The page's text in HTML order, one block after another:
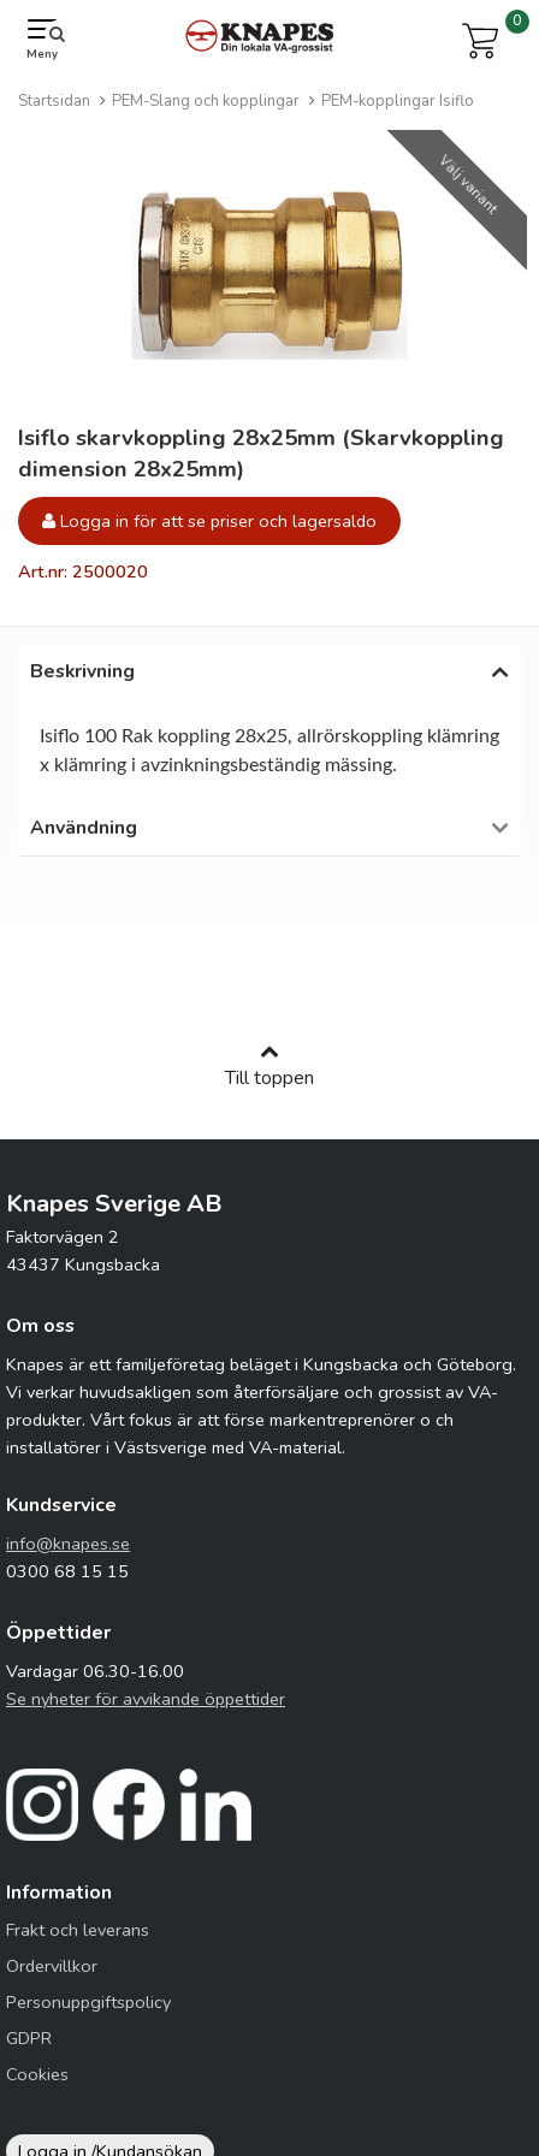
Meny
0
Startsidan PEM-Slang och kopplingar PEM-kopplingar Isiflo
Välj variant
Isiflo skarvkoppling 28x25mm (Skarvkoppling
dimension 28x25mm)
Logga in för att se priser och lagersaldo
Art.nr: 2500020
Beskrivning
Isiflo 100 Rak koppling 28x25, allrörskoppling klämring
x klämring i avzinkningsbeständig mässing.
Användning
Till toppen
Knapes Sverige AB
Faktorvägen 2
43437 Kungsbacka
Om oss
Knapes är ett familjeföretag beläget i Kungsbacka och Göteborg.
Vi verkar huvudsakligen som återförsäljare och grossist av VA-
produkter. Vårt fokus är att förse markentreprenörer o ch
installatörer i Västsverige med VA-material.
Kundservice
info@knapes.se
0300 68 15 15
Öppettider
Vardagar 06.30-16.00
Se nyheter för avvikande öppettider
Information
Frakt och leverans
Ordervillkor
Personuppgiftspolicy
GDPR
Cookies